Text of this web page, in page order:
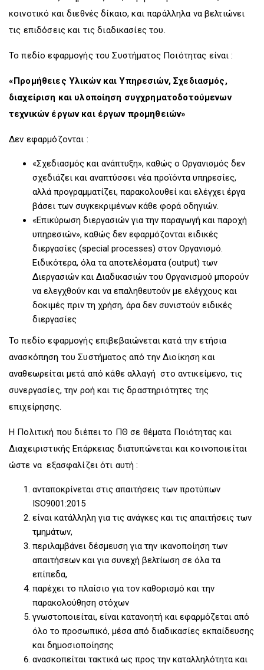
κοινοτικό και διεθνές δίκαιο, και παράλληλα να βελτιώνει
τις επιδόσεις και τις διαδικασίες του.
Το πεδίο εφαρμογής του Συστήματος Ποιότητας είναι :
«Προμήθειες Υλικών και Υπηρεσιών, Σχεδιασμός,
διαχείριση και υλοποίηση συγχρηματοδοτούμενων
τεχνικών έργων και έργων προμηθειών»
Δεν εφαρμόζονται :
«Σχεδιασμός και ανάπτυξη», καθώς ο Οργανισμός δεν
σχεδιάζει και αναπτύσσει νέα προϊόντα υπηρεσίες,
αλλά προγραμματίζει, παρακολουθεί και ελέγχει έργα
βάσει των συγκεκριμένων κάθε φορά οδηγιών.
«Επικύρωση διεργασιών για την παραγωγή και παροχή
υπηρεσιών», καθώς δεν εφαρμόζονται ειδικές
διεργασίες (special processes) στον Οργανισμό.
Ειδικότερα, όλα τα αποτελέσματα (output) των
Διεργασιών και Διαδικασιών του Οργανισμού μπορούν
να ελεγχθούν και να επαληθευτούν με ελέγχους και
δοκιμές πριν τη χρήση, άρα δεν συνιστούν ειδικές
διεργασίες
Το πεδίο εφαρμογής επιβεβαιώνεται κατά την ετήσια
ανασκόπηση του Συστήματος από την Διοίκηση και
αναθεωρείται μετά από κάθε αλλαγή στο αντικείμενο, τις
συνεργασίες, την ροή και τις δραστηριότητες της
επιχείρησης.
Η Πολιτική που διέπει το ΠΘ σε θέματα Ποιότητας και
Διαχειριστικής Επάρκειας διατυπώνεται και κοινοποιείται
ώστε να εξασφαλίζει ότι αυτή :
ανταποκρίνεται στις απαιτήσεις των προτύπων
ISO9001:2015
είναι κατάλληλη για τις ανάγκες και τις απαιτήσεις των
τμημάτων,
περιλαμβάνει δέσμευση για την ικανοποίηση των
απαιτήσεων και για συνεχή βελτίωση σε όλα τα
επίπεδα,
παρέχει το πλαίσιο για τον καθορισμό και την
παρακολούθηση στόχων
γνωστοποιείται, είναι κατανοητή και εφαρμόζεται από
όλο το προσωπικό, μέσα από διαδικασίες εκπαίδευσης
και δημοσιοποίησης
ανασκοπείται τακτικά ως προς την καταλληλότητα και